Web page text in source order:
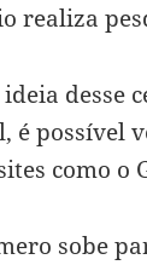
realiza
desse
é possível
como o
sobe